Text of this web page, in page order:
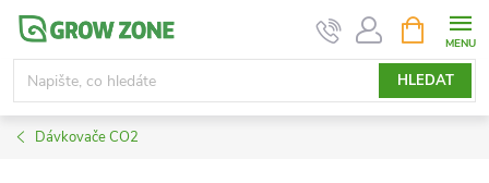
Přejít
obsah
HLEDAT
NÁKUPNÍ
KOŠÍK
Dávkovače CO2